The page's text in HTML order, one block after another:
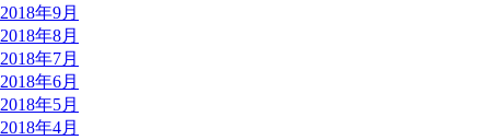
2018年9月
2018年8月
2018年7月
2018年6月
2018年5月
2018年4月